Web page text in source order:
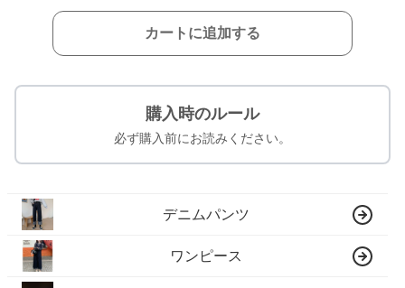
カートに追加する
購入時のルール
必ず購入前にお読みください。
デニムパンツ
ワンピース